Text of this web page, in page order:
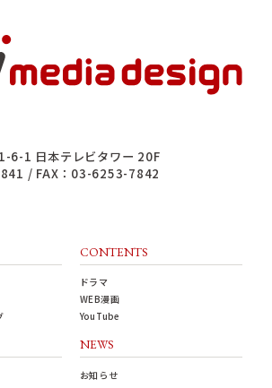
6-1 日本テレビタワー 20F
/ FAX：03-6253-7842
CONTENTS
ドラマ
WEB漫画
YouTube
NEWS
お知らせ